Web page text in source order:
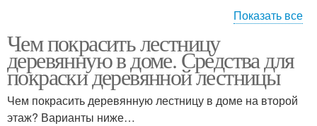
Лестница из сосны
Показать все
Чем покрасить лестницу
деревянную в доме. Средства для
покраски деревянной лестницы
Чем покрасить деревянную лестницу в доме на второй
этаж? Варианты ниже…